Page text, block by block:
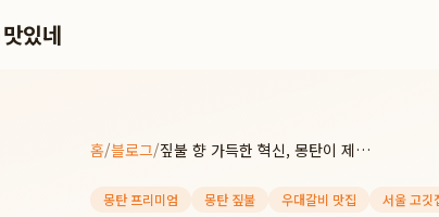
맛있네
홈/블로그/ 짚불 향 가득한 혁신, 몽탄이 제시하는 서울 고품격 고깃집의 새로운 기준
몽탄 프리미엄 몽탄 짚불 우대갈비 맛집 서울 고깃